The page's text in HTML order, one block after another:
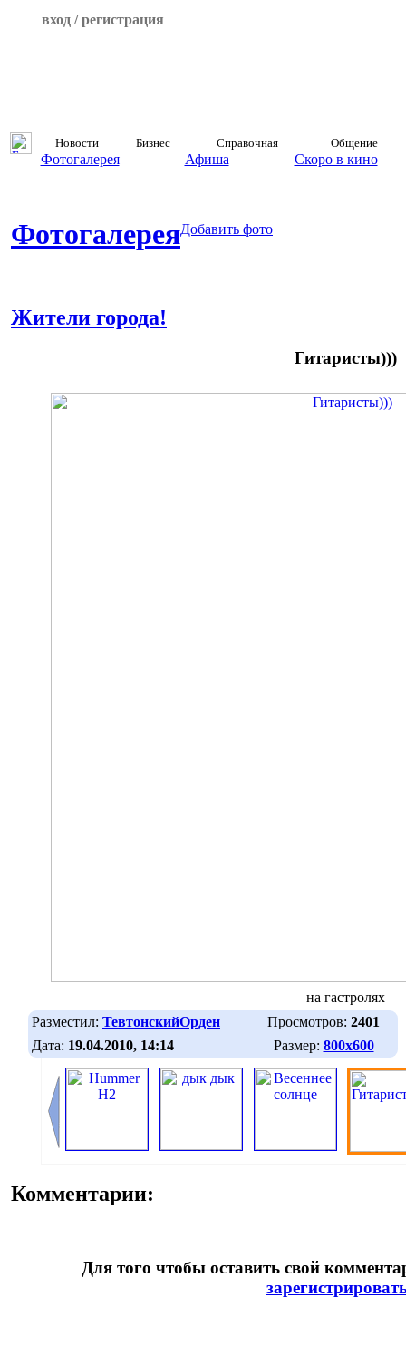
вход / регистрация
Новости Бизнес Справочная Общение
Фотогалерея Афиша Скоро в кино
ФотогалереяДобавить фото
Жители города!
Гитаристы)))
на гастролях
Разместил: ТевтонскийОрден Просмотров: 2401
Дата: 19.04.2010, 14:14 Размер: 800х600
Комментарии:
Для того чтобы оставить свой